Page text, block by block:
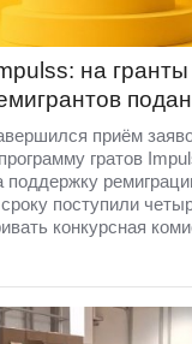
на гранты
приём
гратов
поддержку
поступили
конкурсная